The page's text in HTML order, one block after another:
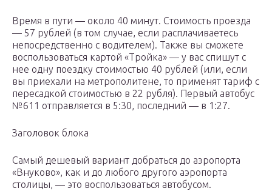
Время в пути — около 40 минут. Стоимость проезда
— 57 рублей (в том случае, если расплачиваетесь
непосредственно с водителем). Также вы сможете
воспользоваться картой «Тройка» — у вас спишут с
нее одну поездку стоимостью 40 рублей (или, если
вы приехали на метрополитене, то применят тариф с
пересадкой стоимостью в 22 рубля). Первый автобус
№611 отправляется в 5:30, последний — в 1:27.
Заголовок блока
Самый дешевый вариант добраться до аэропорта
«Внуково», как и до любого другого аэропорта
столицы, — это воспользоваться автобусом.